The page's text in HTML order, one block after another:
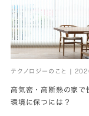
テクノロジーのこと |
高気密・高断熱の家で
環境に保つには？